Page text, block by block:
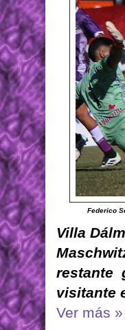
Federico
Villa
restante
visitante
Ver más »